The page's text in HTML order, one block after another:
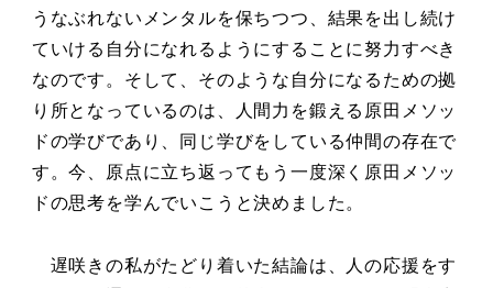
うなぶれないメンタルを保ちつつ、結果を出し続け
ていける自分になれるようにすることに努力すべき
なのです。そして、そのような自分になるための拠
り所となっているのは、人間力を鍛える原田メソッ
ドの学びであり、同じ学びをしている仲間の存在で
す。今、原点に立ち返ってもう一度深く原田メソッ
ドの思考を学んでいこうと決めました。
遅咲きの私がたどり着いた結論は、人の応援をす